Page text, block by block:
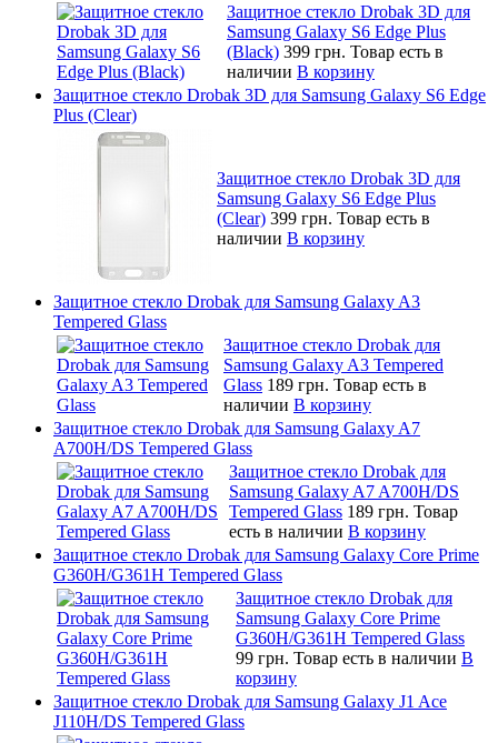
Защитное стекло Drobak 3D для
Samsung Galaxy S6 Edge Plus
(Black) 399 грн. Товар есть в
наличии В корзину
Защитное стекло Drobak 3D для Samsung Galaxy S6 Edge
Plus (Clear)
Защитное стекло Drobak 3D для
Samsung Galaxy S6 Edge Plus
(Clear) 399 грн. Товар есть в
наличии В корзину
Защитное стекло Drobak для Samsung Galaxy A3
Tempered Glass
Защитное стекло Drobak для
Samsung Galaxy A3 Tempered
Glass 189 грн. Товар есть в
наличии В корзину
Защитное стекло Drobak для Samsung Galaxy A7
A700H/DS Tempered Glass
Защитное стекло Drobak для
Samsung Galaxy A7 A700H/DS
Tempered Glass 189 грн. Товар
есть в наличии В корзину
Защитное стекло Drobak для Samsung Galaxy Core Prime
G360H/G361H Tempered Glass
Защитное стекло Drobak для
Samsung Galaxy Core Prime
G360H/G361H Tempered Glass
99 грн. Товар есть в наличии В
корзину
Защитное стекло Drobak для Samsung Galaxy J1 Ace
J110H/DS Tempered Glass